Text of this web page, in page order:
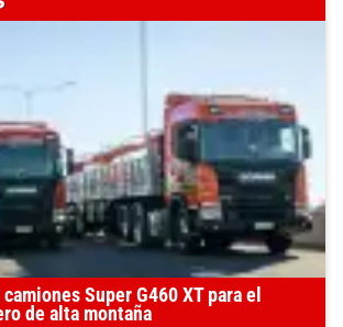
Super G460 XT para el
de alta montaña